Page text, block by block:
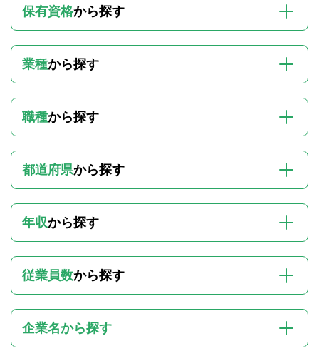
保有資格から探す
業種から探す
職種から探す
都道府県から探す
年収から探す
従業員数から探す
企業名から探す